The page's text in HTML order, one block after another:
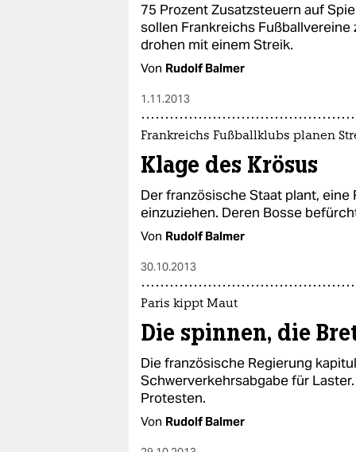
75 Prozent Zusatzsteuern auf
sollen Frankreichs Fußballvereine
drohen mit einem Streik.
Von Rudolf Balmer
1.11.2013
Frankreichs Fußballklubs planen
Klage des Krösus
Der französische Staat plant,
einzuziehen. Deren Bosse
Von Rudolf Balmer
30.10.2013
Paris kippt Maut
Die spinnen, die
Die französische Regierung
Schwerverkehrsabgabe für
Protesten.
Von Rudolf Balmer